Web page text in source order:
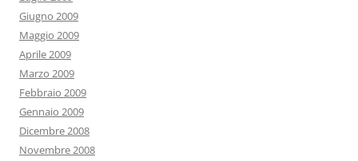
Giugno 2009
Maggio 2009
Aprile 2009
Marzo 2009
Febbraio 2009
Gennaio 2009
Dicembre 2008
Novembre 2008